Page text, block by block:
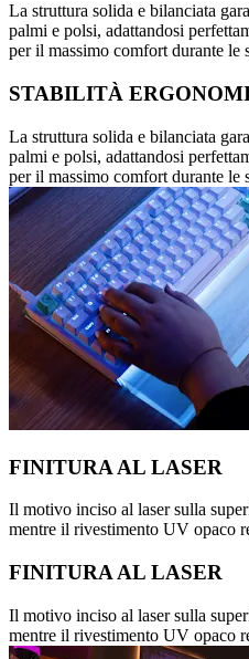
La struttura solida e bilanciata
palmi e polsi, adattandosi
per il massimo comfort durante le
STABILITÀ
La struttura solida e bilanciata
palmi e polsi, adattandosi
per il massimo comfort durante le
FINITURA AL LASER
Il motivo inciso al laser sulla
mentre il rivestimento UV opaco
FINITURA AL LASER
Il motivo inciso al laser sulla
mentre il rivestimento UV opaco